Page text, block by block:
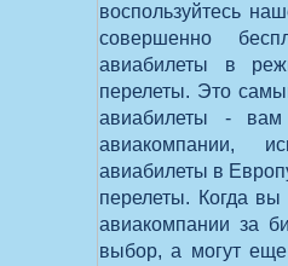
воспользуйтесь
совершенно
авиабилеты в
перелеты. Это
авиабилеты -вам
авиакомпании,
авиабилеты в
перелеты. Когда вы
авиакомпании за
выбор, а могут еще